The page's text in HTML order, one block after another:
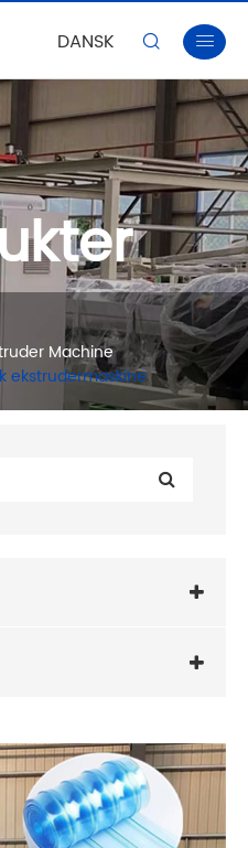
DANSK  
Machine
ekstrudermaskine